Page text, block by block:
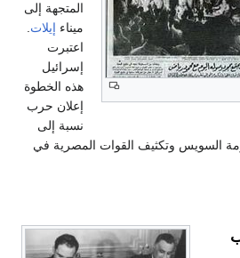
المتجهة إلى
ميناء إيلات.
اعتبرت
إسرائيل
هذه الخطوة
إعلان حرب
نسبة إلى
السويس وتكثيف القوات المصرية في